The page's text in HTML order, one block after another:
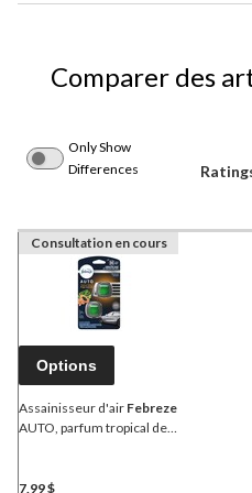
Comparer des
Only Show
Differences
Consultation en cours
Options
Assainisseur d'air Febreze
AUTO, parfum tropical de
7,99 $